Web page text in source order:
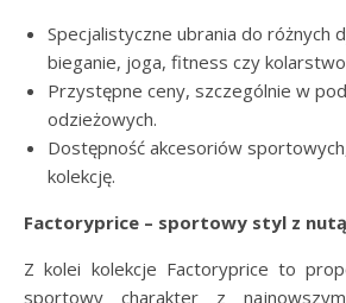
Specjalistyczne ubrania do różnych
bieganie, joga, fitness czy
Przystępne ceny, szczególnie w
odzieżowych.
Dostępność akcesoriów
kolekcję.
Factoryprice – sportowy styl z
Z kolei kolekcje Factoryprice to
sportowy charakter z